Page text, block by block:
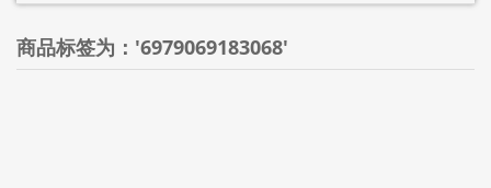
商品标签为：'6979069183068'